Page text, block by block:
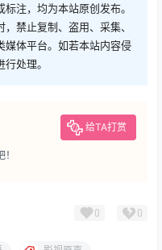
注，均为本站原创发布。
禁止复制、盗用、采集、
媒体平台。如若本站内容侵
处理。
给TA打赏
0 0